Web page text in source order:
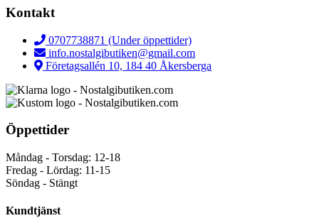
Kontakt
0707738871 (Under öppettider)
info.nostalgibutiken@gmail.com
Företagsallén 10, 184 40 Åkersberga
Öppettider
Måndag - Torsdag: 12-18
Fredag - Lördag: 11-15
Söndag - Stängt
Kundtjänst